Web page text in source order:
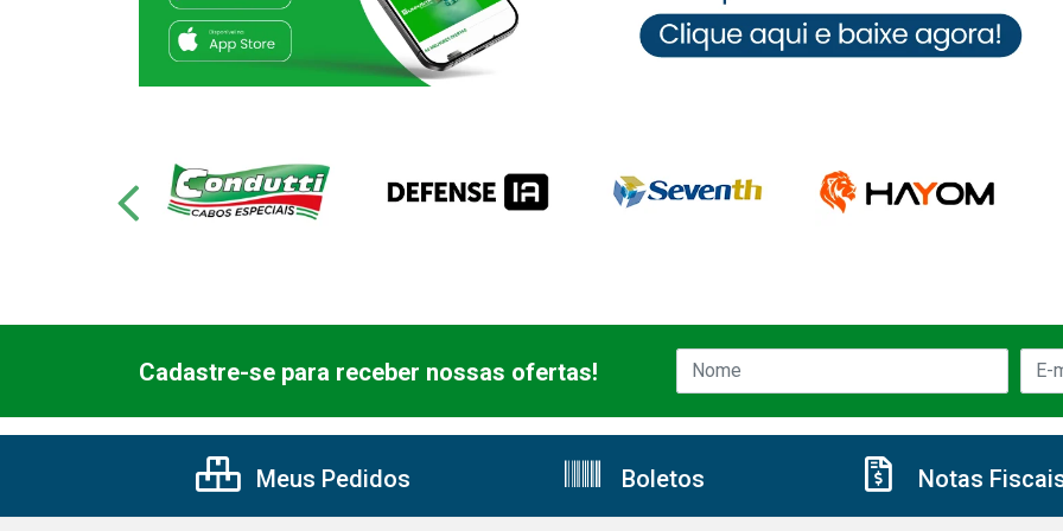
Cadastre-se para receber nossas ofertas!
Meus Pedidos Boletos Notas